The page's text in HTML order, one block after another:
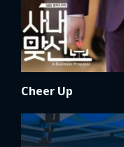
Cheer Up